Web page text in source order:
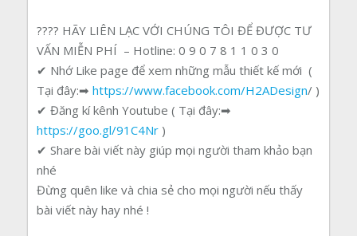
???? HÃY LIÊN LẠC VỚI CHÚNG TÔI ĐỂ ĐƯỢC TƯ
VẤN MIỄN PHÍ – Hotline: 0 9 0 7 8 1 1 0 3 0
✔ Nhớ Like page để xem những mẫu thiết kế mới (
Tại đây:➡ https://www.facebook.com/H2ADesign/ )
✔ Đăng kí kênh Youtube ( Tại đây:➡
https://goo.gl/91C4Nr )
✔ Share bài viết này giúp mọi người tham khảo bạn
nhé
Đừng quên like và chia sẻ cho mọi người nếu thấy
bài viết này hay nhé !